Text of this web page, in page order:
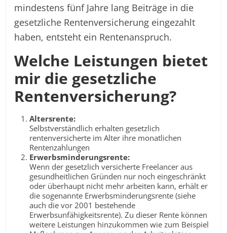
mindestens fünf Jahre lang Beiträge in die
gesetzliche Rentenversicherung eingezahlt
haben, entsteht ein Rentenanspruch.
Welche Leistungen bietet
mir die gesetzliche
Rentenversicherung?
Altersrente:
Selbstverständlich erhalten gesetzlich
rentenversicherte im Alter ihre monatlichen
Rentenzahlungen
Erwerbsminderungsrente:
Wenn der gesetzlich versicherte Freelancer aus
gesundheitlichen Gründen nur noch eingeschränkt
oder überhaupt nicht mehr arbeiten kann, erhält er
die sogenannte Erwerbsminderungsrente (siehe
auch die vor 2001 bestehende
Erwerbsunfähigkeitsrente). Zu dieser Rente können
weitere Leistungen hinzukommen wie zum Beispiel